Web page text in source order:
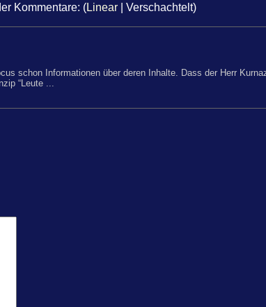
Kommentare: (Linear| Verschachtelt)
schon Informationen über deren Inhalte. Dass der Herr
“Leute ...